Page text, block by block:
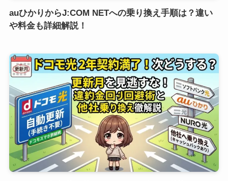
auひかりからJ:COM NETへの乗り換え手順は？違い
や料金も詳細解説！